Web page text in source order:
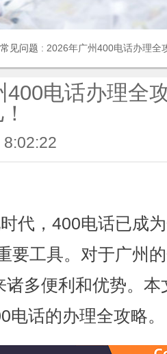
常见问题 : 2026年广州400电话办理全
400电话办理全
代，400电话已成
要工具。对于广州
诸多便利和优势。
电话的办理全攻略。